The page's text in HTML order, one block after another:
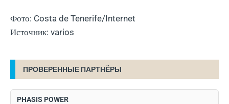
Фото: Costa de Tenerife/Internet
Источник: varios
ПРОВЕРЕННЫЕ ПАРТНЁРЫ
PHASIS POWER